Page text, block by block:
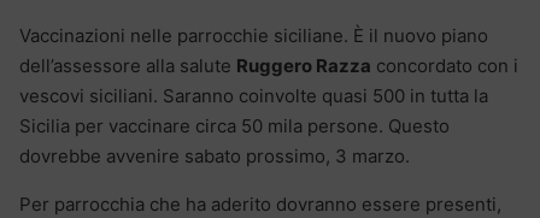
Vaccinazioni nelle parrocchie siciliane. È il nuovo piano
dell’assessore alla salute Ruggero Razza concordato con i
vescovi siciliani. Saranno coinvolte quasi 500 in tutta la
Sicilia per vaccinare circa 50 mila persone. Questo
dovrebbe avvenire sabato prossimo, 3 marzo.
Per parrocchia che ha aderito dovranno essere presenti,